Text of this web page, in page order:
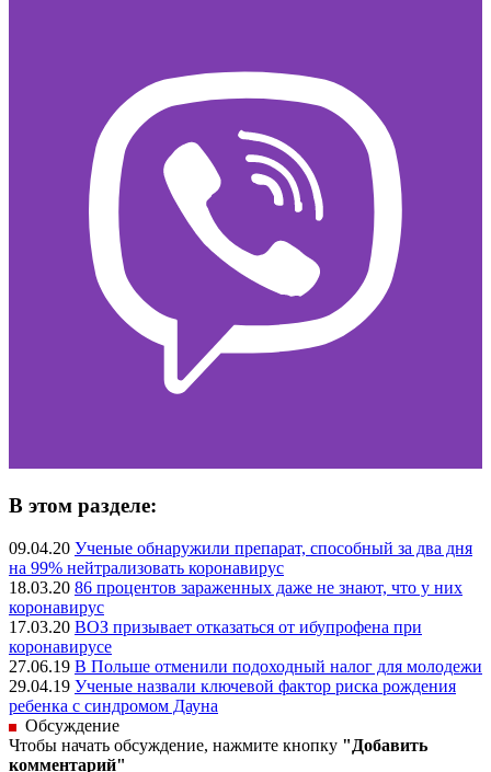
В этом разделе:
09.04.20 Ученые обнаружили препарат, способный за два дня
на 99% нейтрализовать коронавирус
18.03.20 86 процентов зараженных даже не знают, что у них
коронавирус
17.03.20 ВОЗ призывает отказаться от ибупрофена при
коронавирусе
27.06.19 В Польше отменили подоходный налог для молодежи
29.04.19 Ученые назвали ключевой фактор риска рождения
ребенка с синдромом Дауна
Обсуждение
Чтобы начать обсуждение, нажмите кнопку "Добавить
комментарий"